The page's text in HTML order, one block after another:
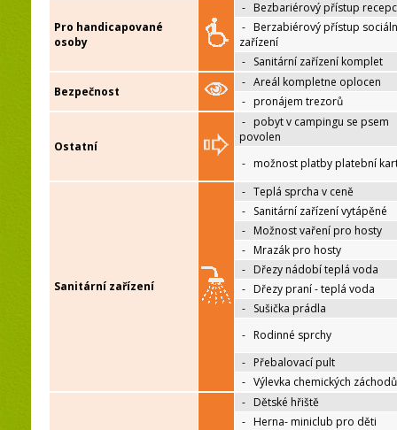
Pro handicapované
osoby
- Bezbariérový přístup
- Berzabiérový přístup
zařízení
- Sanitární zařízení komplet
Bezpečnost
- Areál kompletne oplocen
- pronájem trezorů
Ostatní
- pobyt v campingu se psem
povolen
- možnost platby platební
Sanitární zařízení
- Teplá sprcha v ceně
- Sanitární zařízení vytápěné
- Možnost vaření pro hosty
- Mrazák pro hosty
- Dřezy nádobí teplá voda
- Dřezy praní - teplá voda
- Sušička prádla
- Rodinné sprchy
- Přebalovací pult
- Výlevka chemických záchodů
- Dětské hřiště
- Herna- miniclub pro děti